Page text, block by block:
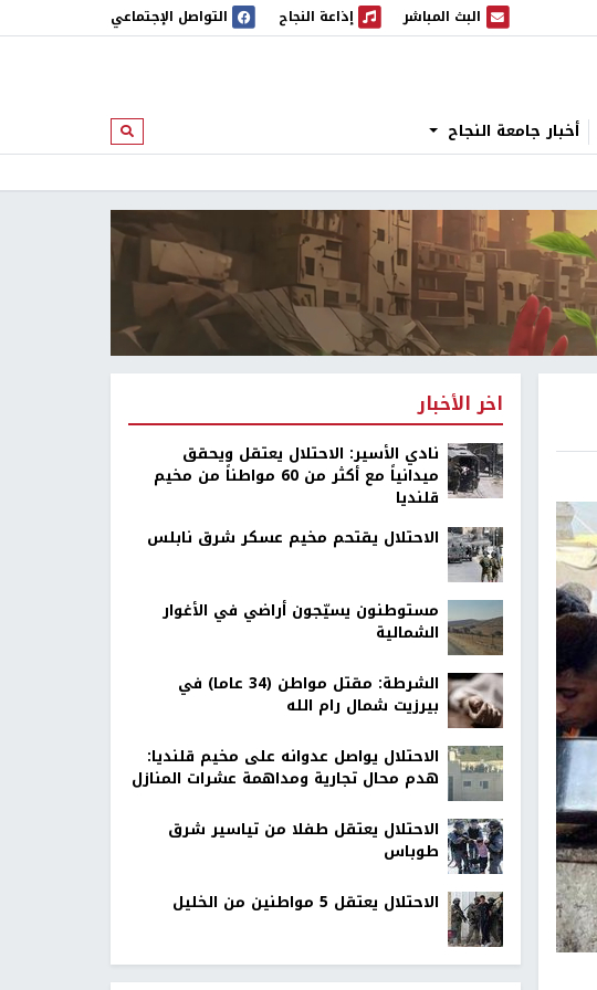
البث المباشر
البث المباشر إذاعة النجاح
إذاعة النجاح التواصل الإجتماعي
أخبار جامعة النجاح ابحث
اخر الأخبار
نادي الأسير: الاحتلال يعتقل ويحقق
ميدانياً مع أكثر من 60 مواطناً من مخيم
قلنديا
الاحتلال يقتحم مخيم عسكر شرق نابلس
مستوطنون يسيّجون أراضي في الأغوار
الشمالية
الشرطة: مقتل مواطن (34 عاما) في
بيرزيت شمال رام الله
الاحتلال يواصل عدوانه على مخيم قلنديا:
هدم محال تجارية ومداهمة عشرات المنازل
الاحتلال يعتقل طفلا من تياسير شرق
طوباس
الاحتلال يعتقل 5 مواطنين من الخليل